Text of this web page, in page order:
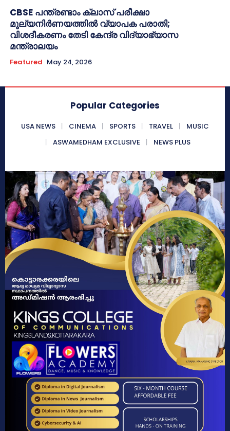
CBSE പന്ത്രണ്ടാം ക്ലാസ് പരീക്ഷാ
മൂല്യനിർണയത്തിൽ വ്യാപക പരാതി;
വിശദീകരണം തേടി കേന്ദ്ര വിദ്യാഭ്യാസ
മന്ത്രാലയം
Featured May 24, 2026
Popular Categories
USA NEWS CINEMA SPORTS TRAVEL
MUSIC
ASWAMEDHAM EXCLUSIVE
NEWS PLUS